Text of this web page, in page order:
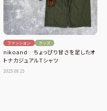
ファッション グッズ
nikoand…ちょっぴり甘さを足したオ
トナカジュアルTシャツ
2025.08.15